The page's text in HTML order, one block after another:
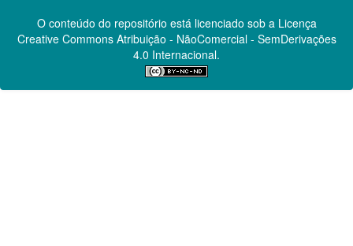
O conteúdo do repositório está licenciado sob a Licença
Creative CommonsAtribuição - NãoComercial - SemDerivações
4.0 Internacional.